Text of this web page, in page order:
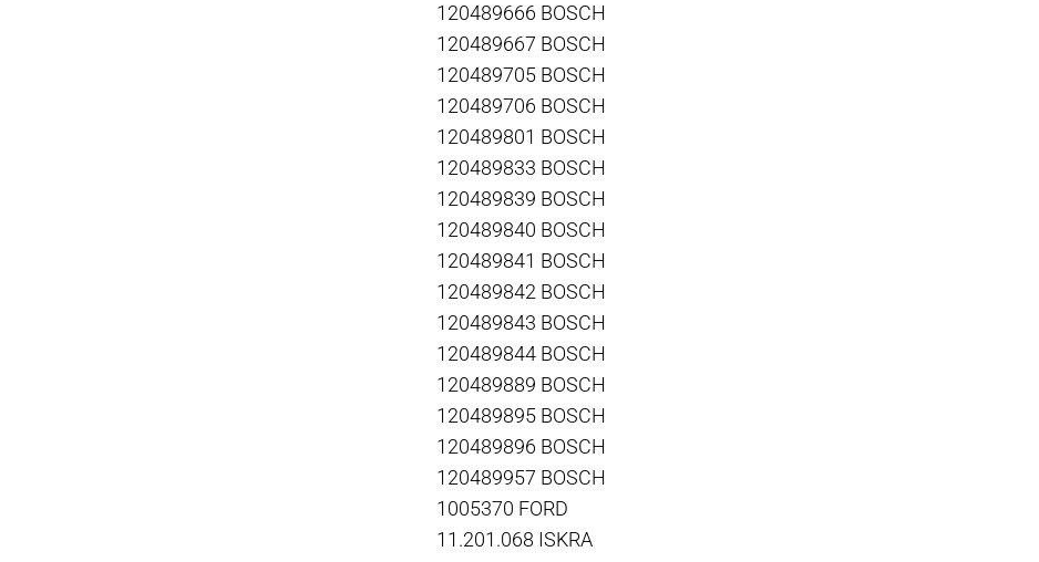
120489666 BOSCH
120489667 BOSCH
120489705 BOSCH
120489706 BOSCH
120489801 BOSCH
120489833 BOSCH
120489839 BOSCH
120489840 BOSCH
120489841 BOSCH
120489842 BOSCH
120489843 BOSCH
120489844 BOSCH
120489889 BOSCH
120489895 BOSCH
120489896 BOSCH
120489957 BOSCH
1005370 FORD
11.201.068 ISKRA